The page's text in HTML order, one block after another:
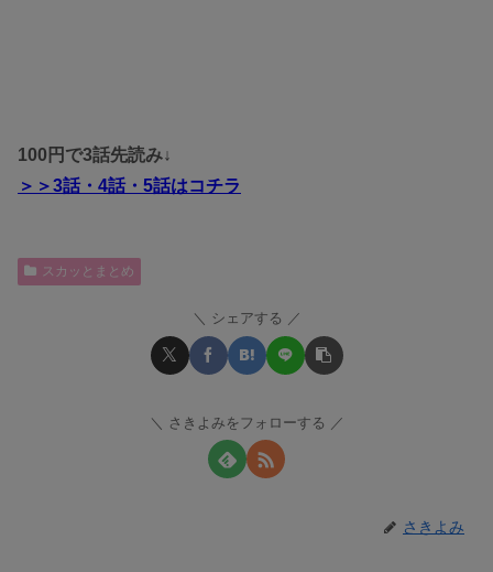
100円で3話先読み↓
＞＞3話・4話・5話はコチラ
スカッとまとめ
シェアする
さきよみをフォローする
さきよみ